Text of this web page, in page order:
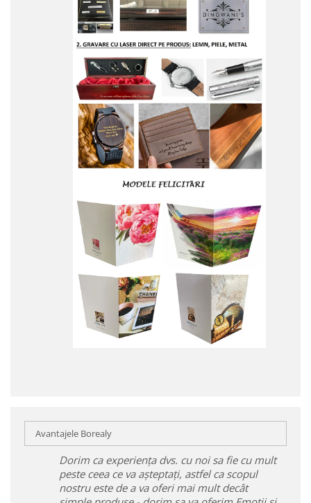
Avantajele Borealy
Dorim ca experiența dvs. cu noi sa fie cu mult
peste ceea ce va așteptați, astfel ca scopul
nostru este de a va oferi mai mult decât